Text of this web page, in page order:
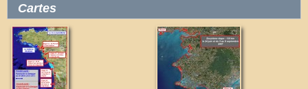
Cartes